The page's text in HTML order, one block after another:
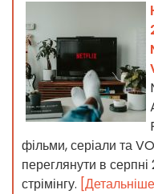
фільми, серіали та
переглянути в
стрімінгу.